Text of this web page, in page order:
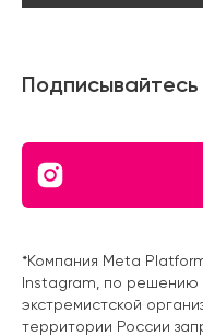
*Компания Meta
Instagram, по решению
экстремистской
территории России